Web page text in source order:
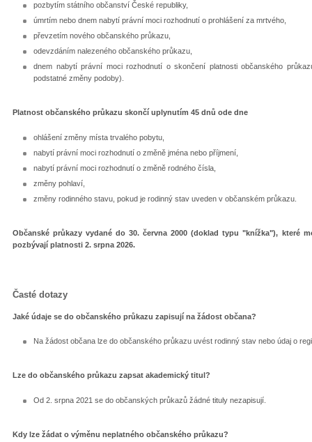
pozbytím státního občanství České republiky,
úmrtím nebo dnem nabytí právní moci rozhodnutí o prohlášení za mrtvého,
převzetím nového občanského průkazu,
odevzdáním nalezeného občanského průkazu,
dnem nabytí právní moci rozhodnutí o skončení platnosti občanského
podstatné změny podoby).
Platnost občanského průkazu skončí uplynutím 45 dnů ode dne
ohlášení změny místa trvalého pobytu,
nabytí právní moci rozhodnutí o změně jména nebo příjmení,
nabytí právní moci rozhodnutí o změně rodného čísla,
změny pohlaví,
změny rodinného stavu, pokud je rodinný stav uveden v občanském průkazu.
Občanské průkazy vydané do 30. června 2000 (doklad typu "knížka"), které
pozbývají platnosti 2. srpna 2026.
Časté dotazy
Jaké údaje se do občanského průkazu zapisují na žádost občana?
Na žádost občana lze do občanského průkazu uvést rodinný stav nebo údaj o
Lze do občanského průkazu zapsat akademický titul?
Od 2. srpna 2021 se do občanských průkazů žádné tituly nezapisují.
Kdy lze žádat o výměnu neplatného občanského průkazu?